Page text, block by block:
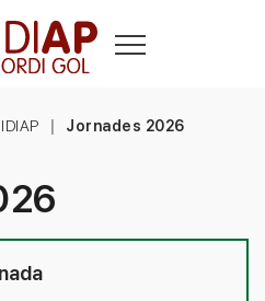
Jornades 2026